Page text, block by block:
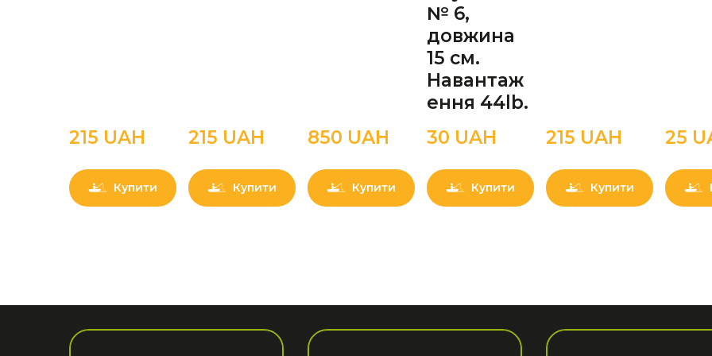
215 UAН
Купити
215 UAН
Купити
850 UAН
Купити
№ 6,
довжина
15 см.
Навантаж
ення 44lb.
30 UAН
Купити
215 UAН
Купити
25